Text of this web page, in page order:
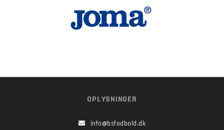
OPLYSNINGER
info@bsfodbold.dk